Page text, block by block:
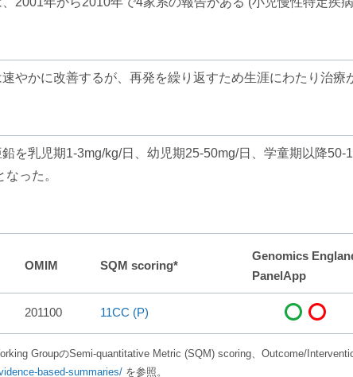
やかに改善するが、再発を繰り返すため生涯にわたり治療
を乳児期1-3mg/kg/日、幼児期25-50mg/日、学童期以降
った。
OMIM SQM scoring*
Genomics
PanelApp
201100 11CC (P)
GroupのSemi-quantitative Metric (SQM) scoring、Outcome/
based-summaries/ を参照。